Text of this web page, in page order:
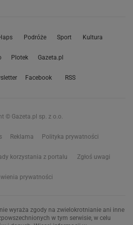
Podróże Sport Kultura
Plotek Gazeta.pl
Facebook RSS
© Gazeta.pl sp. z o.o.
Reklama Polityka prywatności
korzystania z portalu Zgłoś uwagi
prywatności
wyraża zgody na zwielokrotnianie ani inne
w tym serwisie, w celu